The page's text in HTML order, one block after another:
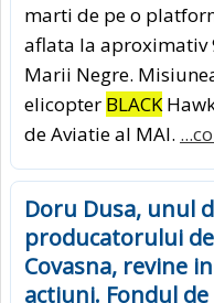
marti de pe o
aflata la aproximativ
Marii Negre.
elicopter BLACK
de Aviatie al MAI.
Doru Dusa, unul
producatorului
Covasna, revine
actiuni. Fondul